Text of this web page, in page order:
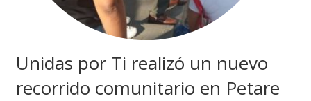
Unidas por Ti realizó un nuevo
recorrido comunitario en Petare